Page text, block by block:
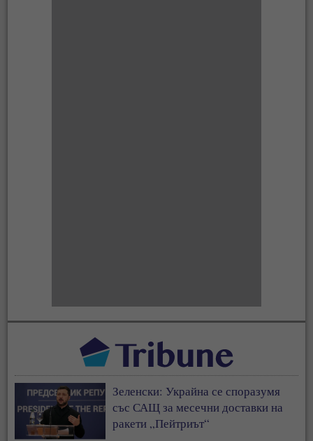
Зеленски: Украйна се споразумя
със САЩ за месечни доставки на
ракети „Пейтриът“